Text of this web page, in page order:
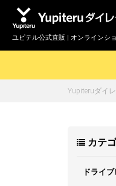
ユピテル公式直販 | オンラインシ
ドライブ
Yupiteruダイ
カテ
ドライ